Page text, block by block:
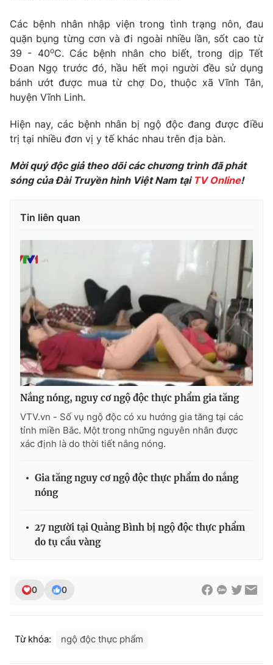
Thế giới đó đây
Câu chuyện quốc tế
Kinh tế
Tài chính
Thị trường
Góc doanh nghiệp
Dữ liệu và đời sống
Truyền hình
Phim VTV
Hậu trường
Nhân vật
Giải sao mai
Giải trí
Âm nhạc
Đời sống
Làm đẹp
Chất lượng cuộc sống
Học trực tuyến
Công nghệ
Hitech Công nghệ tương lai
Sản phẩm
Thị trường
Tư vấn
Lịch phát sóng
Chuyên mục khác
Emagazine Podcast
Photo Infographic
Video Shorts video
VTV Money VTV Thể thao
VTV4 Vươn mình bằng AI
Các bệnh nhân nhập viện trong tình trạng nôn, đau
quặn bụng từng cơn và đi ngoài nhiều lần, sốt cao từ
39 - 40oC. Các bệnh nhân cho biết, trong dịp Tết
Đoan Ngọ trước đó, hầu hết mọi người đều sử dụng
bánh ướt được mua từ chợ Do, thuộc xã Vĩnh Tân,
huyện Vĩnh Linh.
Hiện nay, các bệnh nhân bị ngộ độc đang được điều
trị tại nhiều đơn vị y tế khác nhau trên địa bàn.
Mời quý độc giả theo dõi các chương trình đã phát
sóng của Đài Truyền hình Việt Nam tại TV Online!
Tin liên quan
Nắng nóng, nguy cơ ngộ độc thực phẩm gia tăng
VTV.vn - Số vụ ngộ độc có xu hướng gia tăng tại các
tỉnh miền Bắc. Một trong những nguyên nhân được
xác định là do thời tiết nắng nóng.
Gia tăng nguy cơ ngộ độc thực phẩm do nắng
nóng
27 người tại Quảng Bình bị ngộ độc thực phẩm
do tụ cầu vàng
0 0
Từ khóa: ngộ độc thực phẩm